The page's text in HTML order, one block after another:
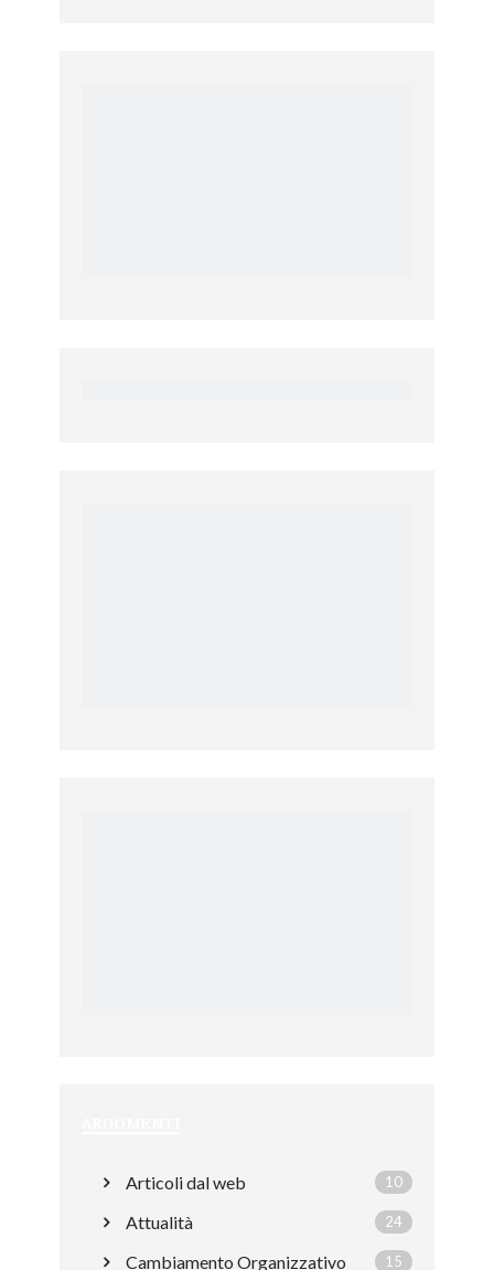
Articoli dal web 10
Attualità 24
Cambiamento Organizzativo 15